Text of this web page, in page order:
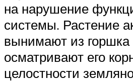
на нарушение
системы. Растение
вынимают из горшка
осматривают его
целостности